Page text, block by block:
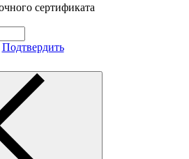
сертификата
Подтвердить